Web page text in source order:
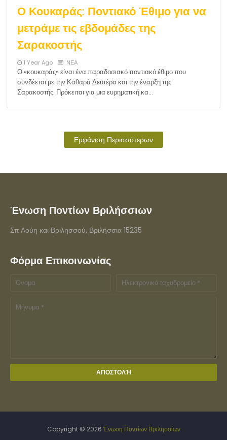
Ο Κουκαράς: Ποντιακό Έθιμο για να
μετράμε τις εβδομάδες της
Σαρακοστής
1 Year Ago ΝΕΑ
Ο «κουκαράς» είναι ένα παραδοσιακό ποντιακό έθιμο που
συνδέεται με την Καθαρά Δευτέρα και την έναρξη της
Σαρακοστής. Πρόκειται για μια ευρηματική κα…
Εμφάνιση Περισσότερων
Ένωση Ποντίων Βριλήσσιων
Σπ.Λούη και Βριλησσού, Βριλήσσια 15235
Φόρμα Επικοινωνίας
Copyright © 2026 Ένωση Ποντίων Βριλησσίων